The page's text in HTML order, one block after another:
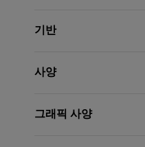
기반
사양
그래픽 사양